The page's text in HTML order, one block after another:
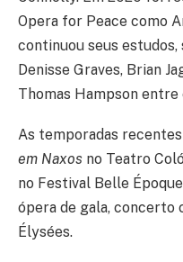
Opera for Peace como
continuou seus estudos,
Denisse Graves, Brian
Thomas Hampson entre
As temporadas
em Naxos no Teatro
no Festival Belle
ópera de gala, concerto
Élysées.